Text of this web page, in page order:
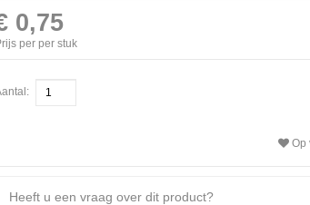
0,75
per per stuk
Op
Heeft u een vraag over dit product?